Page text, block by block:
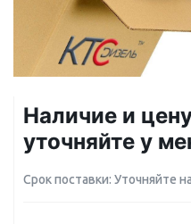
Наличие и
уточняйте у
Срок поставки: Уточняйте